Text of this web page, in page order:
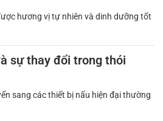
hương vị tự nhiên và dinh dưỡng tốt
sự thay đổi trong thói
sang các thiết bị nấu hiện đại thường